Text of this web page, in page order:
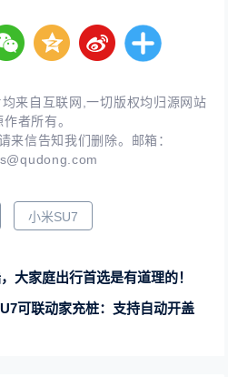
来自互联网,一切版权均归源网站
作者所有。
来信告知我们删除。邮箱：
小米SU7
大家庭出行首选是有道理的！
可联动家充桩：支持自动开盖